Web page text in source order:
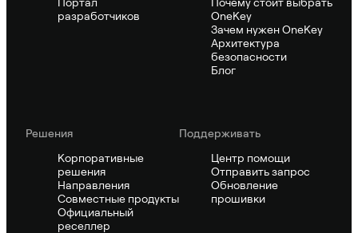
разработчиков
OneKey
Зачем нужен OneKey
Архитектура
безопасности
Блог
Решения
Корпоративные
решения
Направления
Совместные продукты
Официальный
реселлер
Поддерживать
Центр помощи
Отправить запрос
Обновление
прошивки